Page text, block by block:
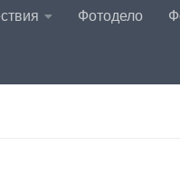
Фотодело